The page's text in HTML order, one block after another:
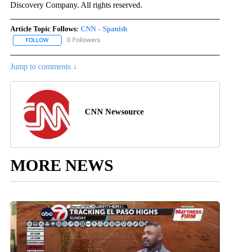
Discovery Company. All rights reserved.
Article Topic Follows: CNN - Spanish
FOLLOW FOLLOW "CNN - SPANISH" TO RECEIVE NOTIFICATIONS ABOUT
0 Followers
Jump to comments ↓
CNN Newsource
MORE NEWS